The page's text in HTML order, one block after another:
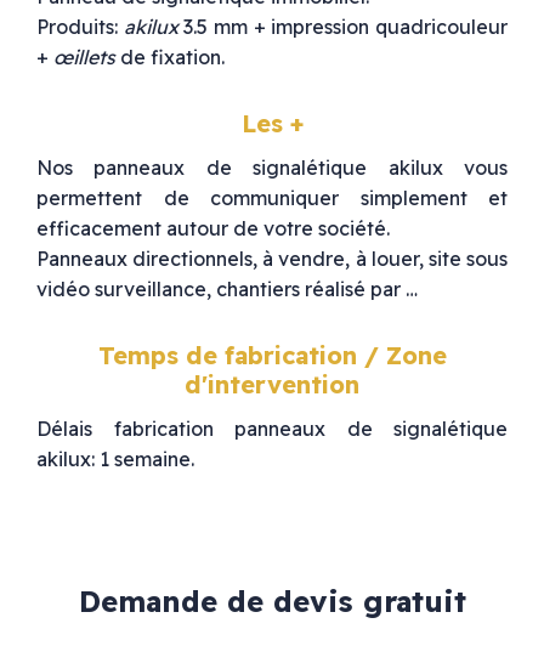
Produits: akilux3.5 mm + impression quadricouleur
+ œilletsde fixation.
Les +
Nos panneaux de signalétique akilux vous
permettent de communiquer simplement et
efficacement autour de votre société.
Panneaux directionnels, à vendre, à louer, site sous
vidéo surveillance, chantiers réalisé par …
Temps de fabrication / Zone
d'intervention
Délais fabrication panneaux de signalétique
akilux: 1 semaine.
Demande de devis gratuit